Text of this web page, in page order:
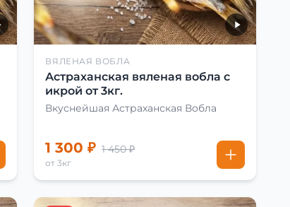
ВЯЛЕНАЯ ВОБЛА
Астраханская вяленая вобла с
икрой от 3кг.
Вкуснейшая Астраханская Вобла
1 300 ₽ 1 450 ₽
от 3кг